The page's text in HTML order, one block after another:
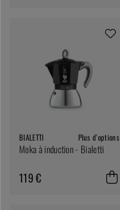
BIALETTI Plus d'options
Moka à induction - Bialetti
119 €